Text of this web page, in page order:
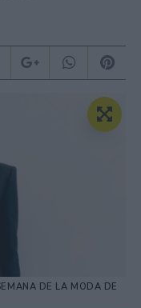
DE LA MODA DE